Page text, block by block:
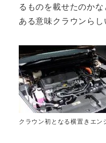
るものを載せたのか
ある意味クラウンらし
クラウン初となる横置きエン